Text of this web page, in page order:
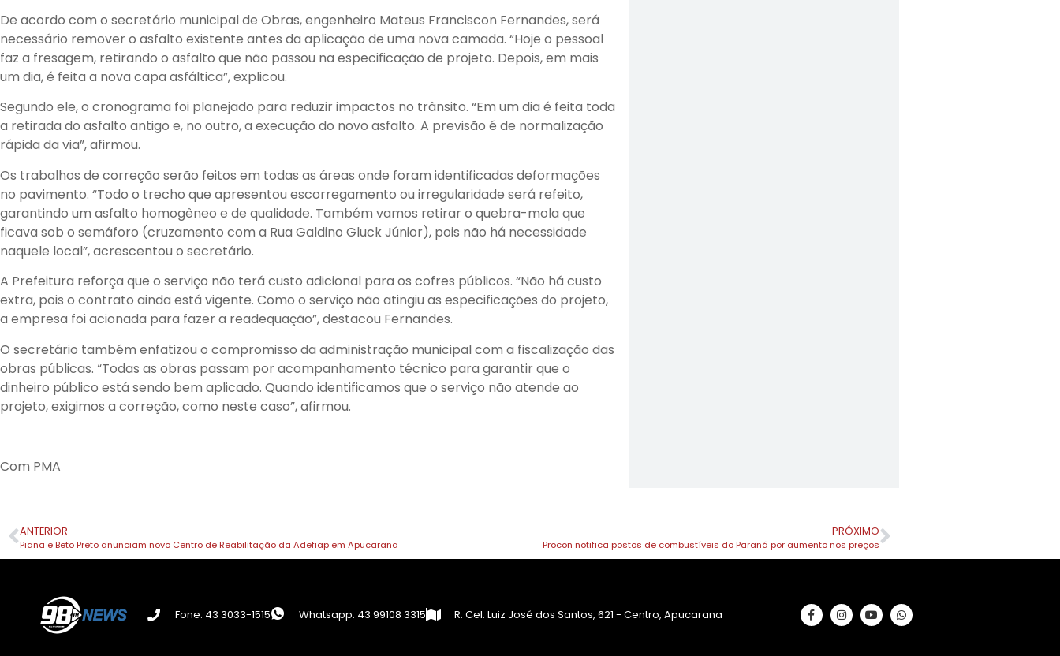
De acordo com o secretário municipal de Obras, engenheiro Mateus Franciscon Fernandes, será
necessário remover o asfalto existente antes da aplicação de uma nova camada. “Hoje o pessoal
faz a fresagem, retirando o asfalto que não passou na especificação de projeto. Depois, em mais
um dia, é feita a nova capa asfáltica”, explicou.
Segundo ele, o cronograma foi planejado para reduzir impactos no trânsito. “Em um dia é feita toda
a retirada do asfalto antigo e, no outro, a execução do novo asfalto. A previsão é de normalização
rápida da via”, afirmou.
Os trabalhos de correção serão feitos em todas as áreas onde foram identificadas deformações
no pavimento. “Todo o trecho que apresentou escorregamento ou irregularidade será refeito,
garantindo um asfalto homogêneo e de qualidade. Também vamos retirar o quebra-mola que
ficava sob o semáforo (cruzamento com a Rua Galdino Gluck Júnior), pois não há necessidade
naquele local”, acrescentou o secretário.
A Prefeitura reforça que o serviço não terá custo adicional para os cofres públicos. “Não há custo
extra, pois o contrato ainda está vigente. Como o serviço não atingiu as especificações do projeto,
a empresa foi acionada para fazer a readequação”, destacou Fernandes.
O secretário também enfatizou o compromisso da administração municipal com a fiscalização das
obras públicas. “Todas as obras passam por acompanhamento técnico para garantir que o
dinheiro público está sendo bem aplicado. Quando identificamos que o serviço não atende ao
projeto, exigimos a correção, como neste caso”, afirmou.
Com PMA
ANTERIOR
Piana e Beto Preto anunciam novo Centro de Reabilitação da Adefiap em Apucarana
PRÓXIMO
Procon notifica postos de combustíveis do Paraná por aumento nos preços
Fone: 43 3033-1515 Whatsapp: 43 99108 3315 R. Cel. Luiz José dos Santos, 621 - Centro, Apucarana